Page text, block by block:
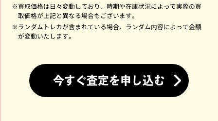
RIIZE SOHEE WE LITTLE
RIIZE PARK PHOTO CARD
HOLDER フォトカードホ
ルダー ソヒ トルビョン
RIIZE The Secret LIEZ 202
5 ファンミーティング ユ
ニフォーム ペンミ
RIIZE
※買取価格は日々変動しており、時期や在庫状況によって実際の買
取価格が上記と異なる場合もございます。
※ランダムトレカが含まれている場合、ランダム内容によって金額
が変動いたします。
今すぐ査定を申し込む